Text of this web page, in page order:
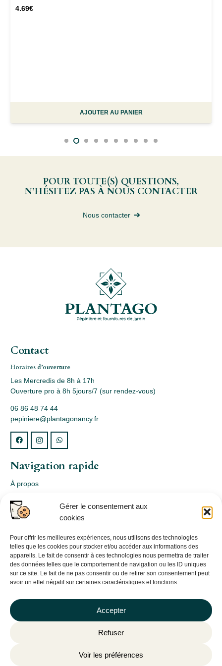
Gérer le consentement aux
cookies
Pour offrir les meilleures expériences, nous utilisons des technologies
telles que les cookies pour stocker et/ou accéder aux informations des
appareils. Le fait de consentir à ces technologies nous permettra de traiter
des données telles que le comportement de navigation ou les ID uniques
sur ce site. Le fait de ne pas consentir ou de retirer son consentement peut
avoir un effet négatif sur certaines caractéristiques et fonctions.
Accepter
Refuser
Voir les préférences
4.69€
AJOUTER AU PANIER
POUR TOUTE(S) QUESTIONS,
N’HÉSITEZ PAS À NOUS CONTACTER
Nous contacter
Contact
Horaires d’ouverture
Les Mercredis de 8h à 17h
Ouverture pro à 8h 5jours/7 (sur rendez-vous)
06 86 48 74 44
pepiniere@plantagonancy.fr
Navigation rapide
À propos
Webshop
Nos produits
Conception
Consultation
Contact
Informations légales
Politique de confidentialité
Politique de cookies (UE)